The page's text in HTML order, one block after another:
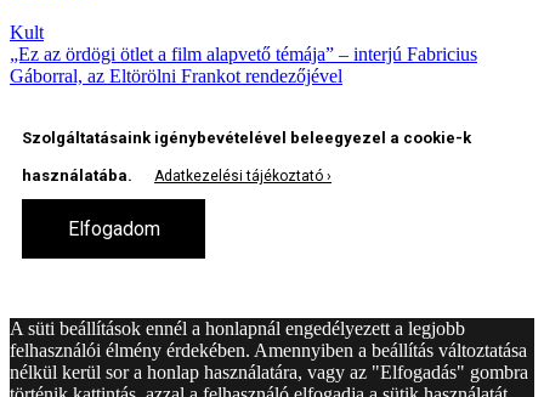
Kult
„Ez az ördögi ötlet a film alapvető témája” – interjú Fabricius
Gáborral, az Eltörölni Frankot rendezőjével
Szolgáltatásaink igénybevételével beleegyezel a cookie-k
használatába. Adatkezelési tájékoztató
Elfogadom
A süti beállítások ennél a honlapnál engedélyezett a legjobb
felhasználói élmény érdekében. Amennyiben a beállítás változtatása
nélkül kerül sor a honlap használatára, vagy az "Elfogadás" gombra